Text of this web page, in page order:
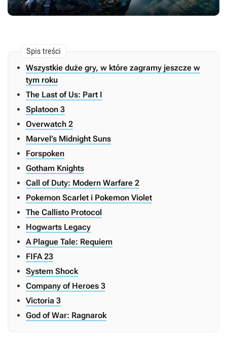
Wszystkie duże gry, w które zagramy jeszcze w
tym roku
The Last of Us: Part I
Splatoon 3
Overwatch 2
Marvel’s Midnight Suns
Forspoken
Gotham Knights
Call of Duty: Modern Warfare 2
Pokemon Scarlet i Pokemon Violet
The Callisto Protocol
Hogwarts Legacy
A Plague Tale: Requiem
FIFA 23
System Shock
Company of Heroes 3
Victoria 3
God of War: Ragnarok